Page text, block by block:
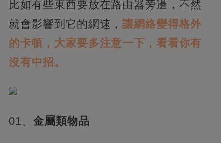
比如有些東西要放在路由器旁邊，不然
就會影響到它的網速， 讓網絡變得格外
的卡頓，大家要多注意一下，看看你有
沒有中招。
01、 金屬類物品